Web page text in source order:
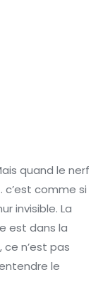
quand le nerf
comme si
invisible. La
est dans la
n’est pas
le